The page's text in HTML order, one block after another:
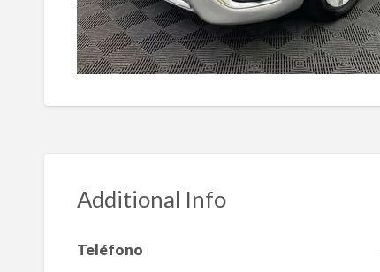
Additional Info
Teléfono